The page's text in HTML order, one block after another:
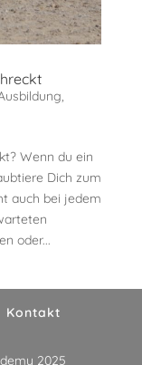
,
Wenn du ein
Dich zum
auch bei jedem
oder...
Kontakt
2025